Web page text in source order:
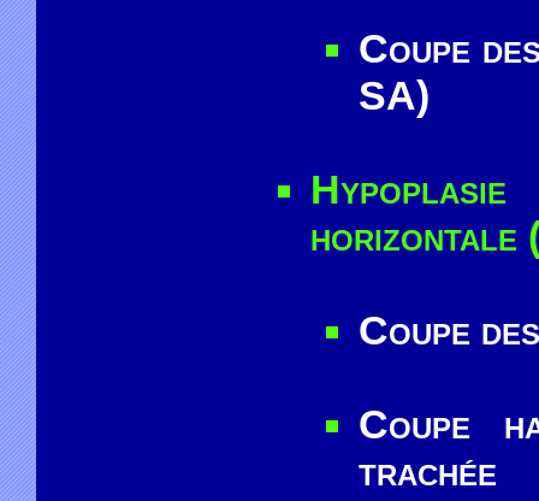
Coupe
SA)
horizontale
Coupe
Coupe
trachée